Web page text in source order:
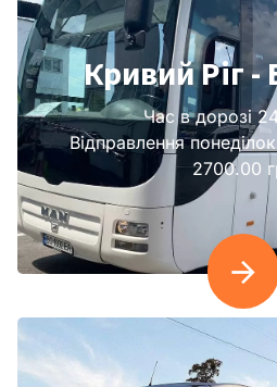
Кривий Ріг -
Час в дорозі
Відправлення
2700.00